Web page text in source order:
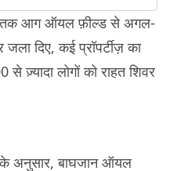
तक आग ऑयल फ़ील्ड से अगल-
दिए, कई प्रॉपर्टीज़ का
ज़्यादा लोगों को राहत शिवर
के अनुसार, बाघजान ऑयल